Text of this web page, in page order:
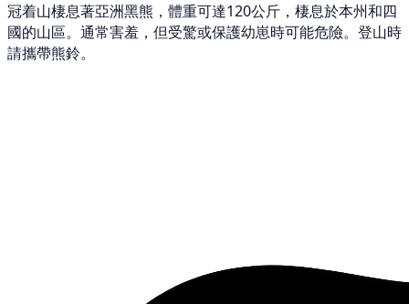
冠着山棲息著亞洲黑熊，體重可達120公斤，棲息於本州和四
國的山區。通常害羞，但受驚或保護幼崽時可能危險。登山時
請攜帶熊鈴。